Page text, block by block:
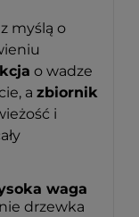
myślą o
o wadze
a zbiornik
i
waga
drzewka